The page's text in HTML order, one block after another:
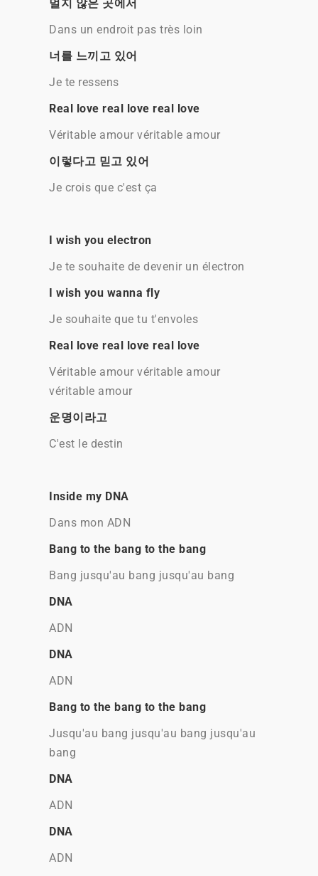
멀지 않은 곳에서
Dans un endroit pas très loin
너를 느끼고 있어
Je te ressens
Real love real love real love
Véritable amour véritable amour
이렇다고 믿고 있어
Je crois que c'est ça
I wish you electron
Je te souhaite de devenir un électron
I wish you wanna fly
Je souhaite que tu t'envoles
Real love real love real love
Véritable amour véritable amour
véritable amour
운명이라고
C'est le destin
Inside my DNA
Dans mon ADN
Bang to the bang to the bang
Bang jusqu'au bang jusqu'au bang
DNA
ADN
DNA
ADN
Bang to the bang to the bang
Jusqu'au bang jusqu'au bang jusqu'au
bang
DNA
ADN
DNA
ADN